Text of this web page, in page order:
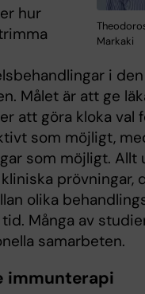
Markaki
hur
i
Målet är att ge
att göra kloka val
som möjligt,
som möjligt. Allt
prövningar,
olika
Många av
samarbeten.
immunterapi